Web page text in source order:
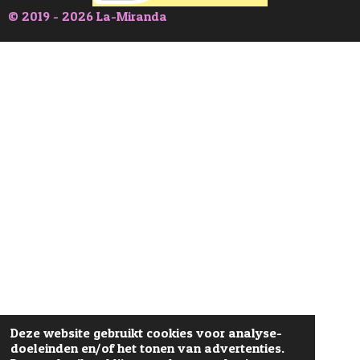
Deze website gebruikt cookies voor analyse-
doeleinden en/of het tonen van advertenties.
© 2019 - 2026 La-Miranda